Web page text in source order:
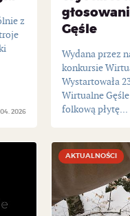
2026
z
Gęśle
Wydana przez
konkursie
Wystartowała
Wirtualne
folkową płytę...
AKTUALNOŚCI
AKTUALNOŚCI